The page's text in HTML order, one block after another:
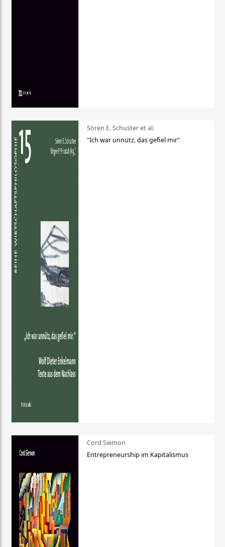
Sören E. Schuster et al.
"Ich war unnütz, das gefiel mir"
Cord Siemon
Entrepreneurship im Kapitalismus